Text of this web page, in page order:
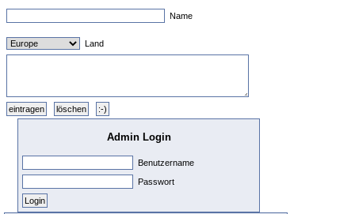
Name
Land
Admin Login
Benutzername
Passwort